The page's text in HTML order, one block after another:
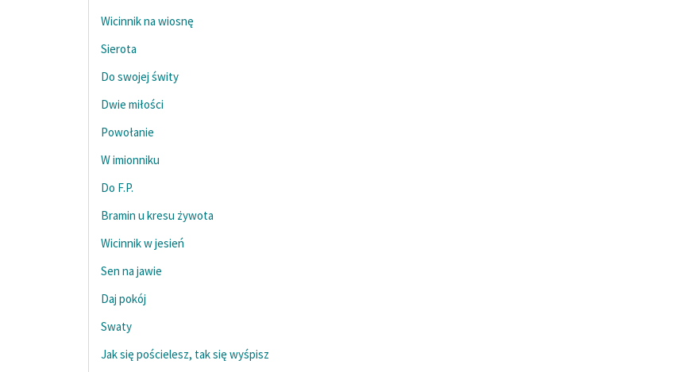
Wicinnik na wiosnę
Sierota
Do swojej świty
Dwie miłości
Powołanie
W imionniku
Do F.P.
Bramin u kresu żywota
Wicinnik w jesień
Sen na jawie
Daj pokój
Swaty
Jak się pościelesz, tak się wyśpisz